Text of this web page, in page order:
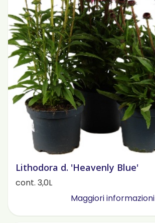
Lithodora d. 'Heavenly Blue'
cont. 3,0L
Maggiori informazioni